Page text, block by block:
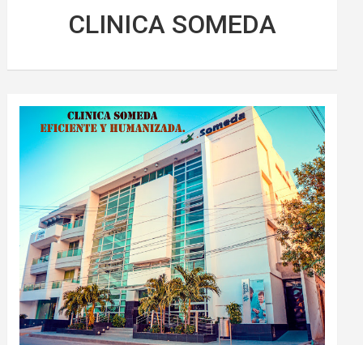
CLINICA SOMEDA